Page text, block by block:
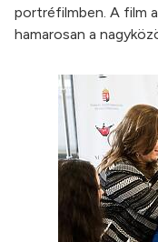
portréfilmben. A film
hamarosan a